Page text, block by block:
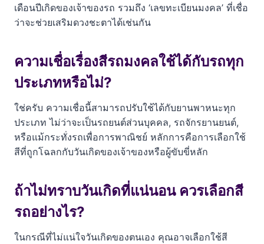
เดือนปีเกิดของเจ้าของรถ รวมถึง ‘เลขทะเบียนมงคล’ ที่เชื่อ
ว่าจะช่วยเสริมดวงชะตาได้เช่นกัน
ความเชื่อเรื่องสีรถมงคลใช้ได้กับรถทุก
ประเภทหรือไม่?
ใช่ครับ ความเชื่อนี้สามารถปรับใช้ได้กับยานพาหนะทุก
ประเภท ไม่ว่าจะเป็นรถยนต์ส่วนบุคคล, รถจักรยานยนต์,
หรือแม้กระทั่งรถเพื่อการพาณิชย์ หลักการคือการเลือกใช้
สีที่ถูกโฉลกกับวันเกิดของเจ้าของหรือผู้ขับขี่หลัก
ถ้าไม่ทราบวันเกิดที่แน่นอน ควรเลือกสี
รถอย่างไร?
ในกรณีที่ไม่แน่ใจวันเกิดของตนเอง คุณอาจเลือกใช้สี